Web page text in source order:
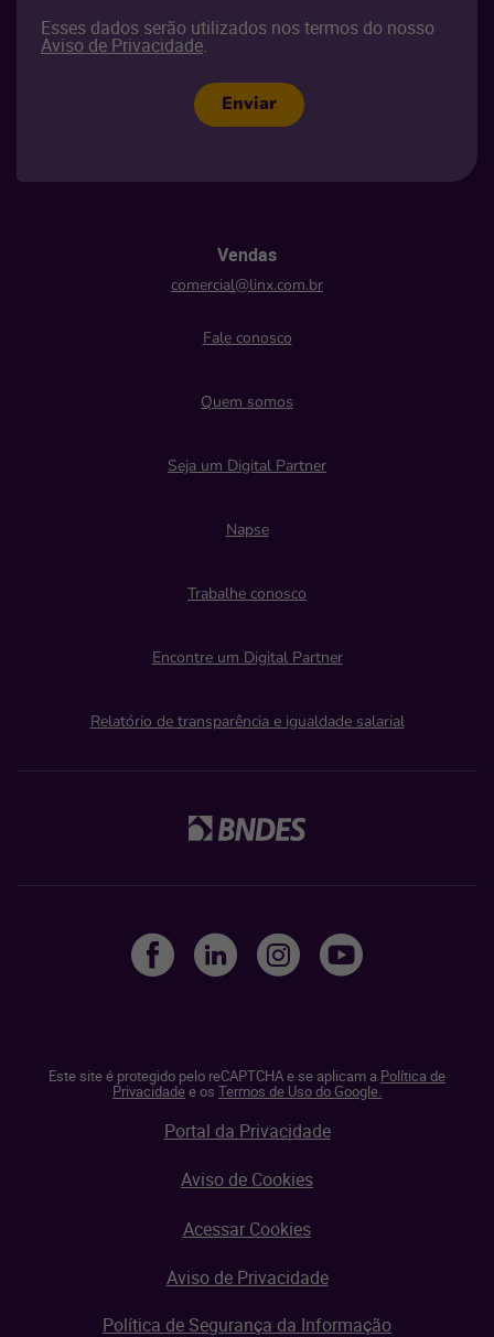
Esses dados serão utilizados nos termos do nosso
Aviso de Privacidade.
Enviar
Vendas
comercial@linx.com.br
Fale conosco
Quem somos
Seja um Digital Partner
Napse
Trabalhe conosco
Encontre um Digital Partner
Relatório de transparência e igualdade salarial
Este site é protegido pelo reCAPTCHA e se aplicam a Política de
Privacidadee os Termos de Uso do Google.
Portal da Privacidade
Aviso de Cookies
Acessar Cookies
Aviso de Privacidade
Política de Segurança da Informação